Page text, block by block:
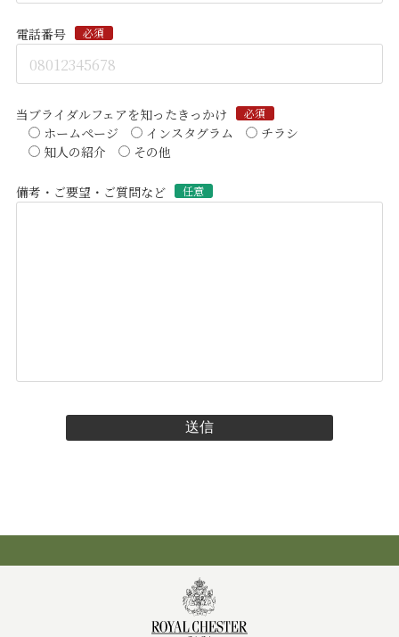
電話番号 必須
当ブライダルフェアを知ったきっかけ 必須
ホームページ インスタグラム
チラシ
知人の紹介
その他
備考・ご要望・ご質問など 任意